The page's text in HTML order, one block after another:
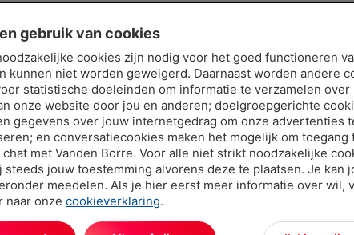
126
/200
Duurzaamheids-
score
gebruik van cookies
cookies zijn nodig voor het goed functioneren
kunnen niet worden geweigerd. Daarnaast worden andere
statistische doeleinden om informatie te verzamelen over
onze website door jou en anderen; doelgroepgerichte
gegevens over jouw internetgedrag om onze advertenties
en conversatiecookies maken het mogelijk om toegang
met Vanden Borre. Voor alle niet strikt noodzakelijke
steeds jouw toestemming alvorens deze te plaatsen. Je kan
meedelen. Als je hier eerst meer informatie over wil,
naar onze cookieverklaring.